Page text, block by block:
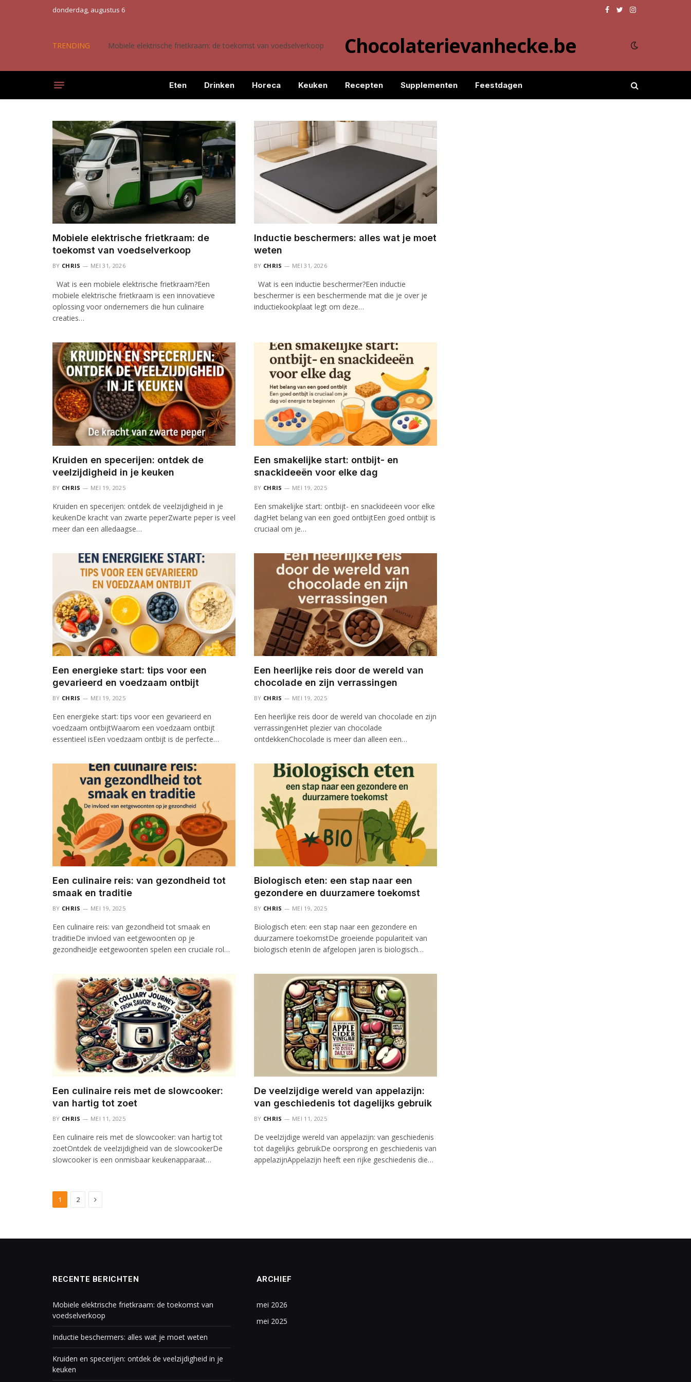
donderdag, augustus 6 Facebook
TwitterInstagram
TRENDING Mobiele elektrische frietkraam: de toekomst van voedselverkoop Chocolaterievanhecke.be
Eten Drinken Horeca Keuken Recepten Supplementen Feestdagen
Mobiele elektrische frietkraam: de
toekomst van voedselverkoop
BY CHRIS MEI 31, 2026
Wat is een mobiele elektrische frietkraam?Een
mobiele elektrische frietkraam is een innovatieve
oplossing voor ondernemers die hun culinaire
creaties…
Inductie beschermers: alles wat je moet
weten
BY CHRIS MEI 31, 2026
Wat is een inductie beschermer?Een inductie
beschermer is een beschermende mat die je over je
inductiekookplaat legt om deze…
Kruiden en specerijen: ontdek de
veelzijdigheid in je keuken
BY CHRIS MEI 19, 2025
Kruiden en specerijen: ontdek de veelzijdigheid in je
keukenDe kracht van zwarte peperZwarte peper is veel
meer dan een alledaagse…
Een smakelijke start: ontbijt- en
snackideeën voor elke dag
BY CHRIS MEI 19, 2025
Een smakelijke start: ontbijt- en snackideeën voor elke
dagHet belang van een goed ontbijtEen goed ontbijt is
cruciaal om je…
Een energieke start: tips voor een
gevarieerd en voedzaam ontbijt
BY CHRIS MEI 19, 2025
Een energieke start: tips voor een gevarieerd en
voedzaam ontbijtWaarom een voedzaam ontbijt
essentieel isEen voedzaam ontbijt is de perfecte…
Een heerlijke reis door de wereld van
chocolade en zijn verrassingen
BY CHRIS MEI 19, 2025
Een heerlijke reis door de wereld van chocolade en zijn
verrassingenHet plezier van chocolade
ontdekkenChocolade is meer dan alleen een…
Een culinaire reis: van gezondheid tot
smaak en traditie
BY CHRIS MEI 19, 2025
Een culinaire reis: van gezondheid tot smaak en
traditieDe invloed van eetgewoonten op je
gezondheidJe eetgewoonten spelen een cruciale rol…
Biologisch eten: een stap naar een
gezondere en duurzamere toekomst
BY CHRIS MEI 19, 2025
Biologisch eten: een stap naar een gezondere en
duurzamere toekomstDe groeiende populariteit van
biologisch etenIn de afgelopen jaren is biologisch…
Een culinaire reis met de slowcooker:
van hartig tot zoet
BY CHRIS MEI 11, 2025
Een culinaire reis met de slowcooker: van hartig tot
zoetOntdek de veelzijdigheid van de slowcookerDe
slowcooker is een onmisbaar keukenapparaat…
De veelzijdige wereld van appelazijn:
van geschiedenis tot dagelijks gebruik
BY CHRIS MEI 11, 2025
De veelzijdige wereld van appelazijn: van geschiedenis
tot dagelijks gebruikDe oorsprong en geschiedenis van
appelazijnAppelazijn heeft een rijke geschiedenis die…
1 2 Next
RECENTE BERICHTEN
Mobiele elektrische frietkraam: de toekomst van
voedselverkoop
Inductie beschermers: alles wat je moet weten
Kruiden en specerijen: ontdek de veelzijdigheid in je
keuken
ARCHIEF
mei 2026
mei 2025